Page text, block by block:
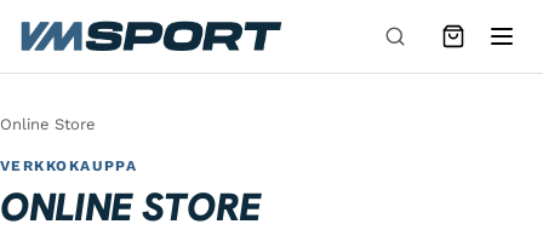
Siirry sisältöön
Online Store
VERKKOKAUPPA
ONLINE STORE